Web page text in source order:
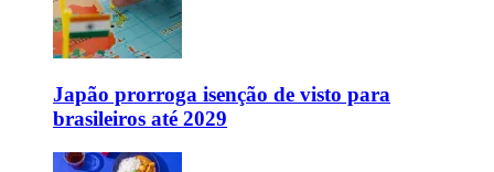
Japão prorroga isenção de visto para
brasileiros até 2029